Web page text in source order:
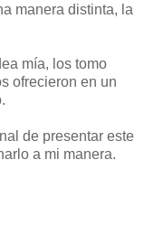
manera distinta, la
mía, los tomo
ofrecieron en un
de presentar este
a mi manera.